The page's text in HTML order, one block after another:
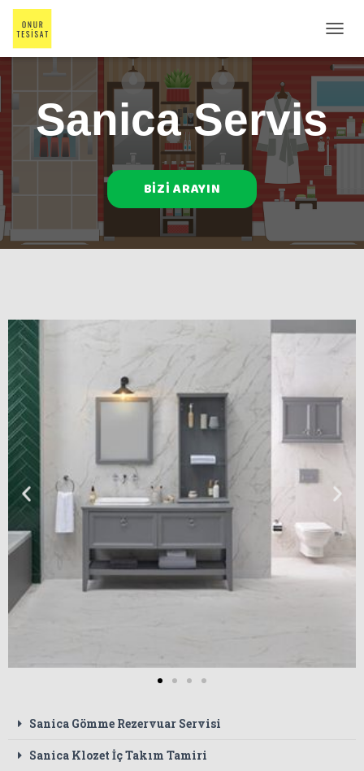
E
N
A
Ç
A
Sanica Servis
BIZI ARAYIN
Sanica Gömme Rezervuar Servisi
Sanica Klozet İç Takım Tamiri